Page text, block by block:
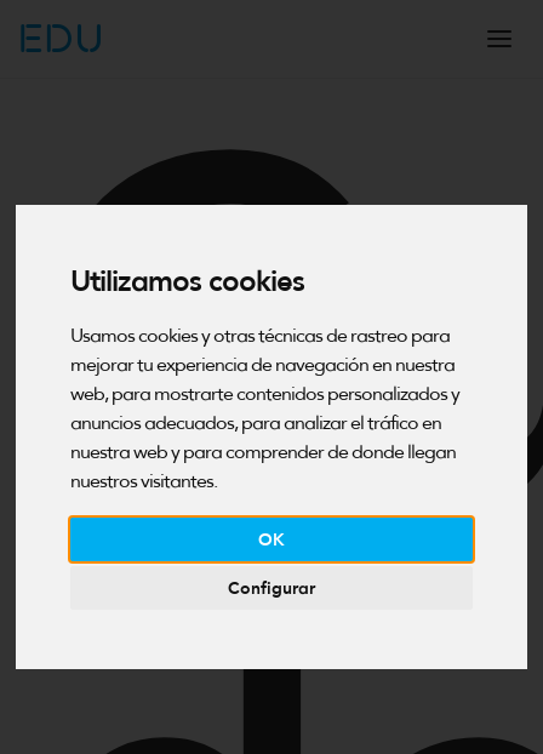
Utilizamos cookies
Usamos cookies y otras técnicas de rastreo para
mejorar tu experiencia de navegación en nuestra
web, para mostrarte contenidos personalizados y
anuncios adecuados, para analizar el tráfico en
nuestra web y para comprender de donde llegan
nuestros visitantes.
OK
Configurar
EDU